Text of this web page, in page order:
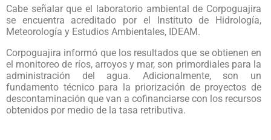
Cabe señalar que el laboratorio ambiental de Corpoguajira
se encuentra acreditado por el Instituto de Hidrología,
Meteorología y Estudios Ambientales, IDEAM.
Corpoguajira informó que los resultados que se obtienen en
el monitoreo de ríos, arroyos y mar, son primordiales para la
administración del agua. Adicionalmente, son un
fundamento técnico para la priorización de proyectos de
descontaminación que van a cofinanciarse con los recursos
obtenidos por medio de la tasa retributiva.